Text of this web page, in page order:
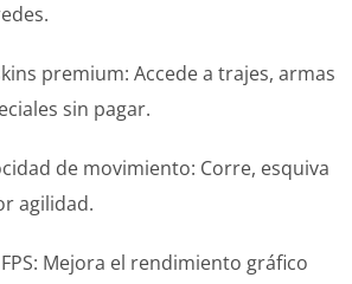
premium: Accede a trajes, armas
sin pagar.
de movimiento: Corre, esquiva
agilidad.
Mejora el rendimiento gráfico